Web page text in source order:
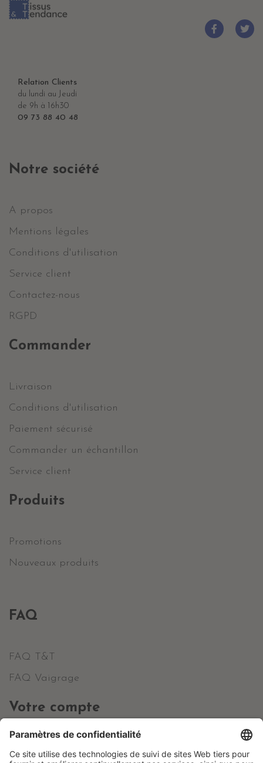
Relation Clients
du lundi au Jeudi
de 9h à 16h30
09 73 88 40 48
Notre société
A propos
Mentions légales
Conditions d'utilisation
Service client
Contactez-nous
RGPD
Commander
Livraison
Conditions d'utilisation
Paiement sécurisé
Commander un échantillon
Service client
Produits
Promotions
Nouveaux produits
FAQ
FAQ T&T
FAQ Vaigrage
Votre compte
Informations personnelles